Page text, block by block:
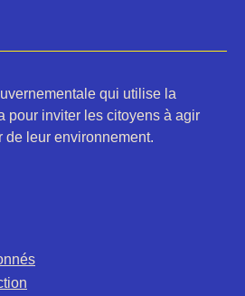
qui utilise la
pour inviter les citoyens à agir
de leur environnement.